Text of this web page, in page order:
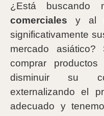
¿Está buscando
comerciales y al
significativamente
mercado
comprar
disminuir su
externalizando el
adecuado y